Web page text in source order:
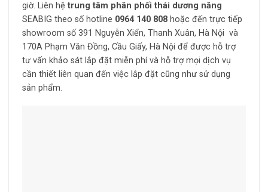
giờ. Liên hệ trung tâm phân phối thái dương năng
SEABIG theo số hotline 0964 140 808hoặc đến trực tiếp
showroom số 391 Nguyễn Xiển, Thanh Xuân, Hà Nội và
170A Phạm Văn Đồng, Cầu Giấy, Hà Nội để được hỗ trợ
tư vấn khảo sát lắp đặt miễn phí và hỗ trợ mọi dịch vụ
cần thiết liên quan đến việc lắp đặt cũng như sử dụng
sản phẩm.